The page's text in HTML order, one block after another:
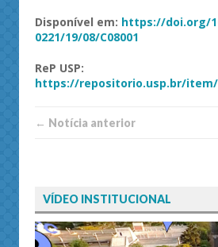
Disponível em: https://doi.org/
0221/19/08/C08001
ReP USP:
https://repositorio.usp.br/item/
← Notí­cia anterior
VÍDEO INSTITUCIONAL